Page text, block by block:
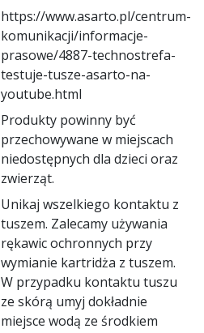
https://www.asarto.pl/centrum-
komunikacji/informacje-
prasowe/4887-technostrefa-
testuje-tusze-asarto-na-
youtube.html
Produkty powinny być
przechowywane w miejscach
niedostępnych dla dzieci oraz
zwierząt.
Unikaj wszelkiego kontaktu z
tuszem. Zalecamy używania
rękawic ochronnych przy
wymianie kartridża z tuszem.
W przypadku kontaktu tuszu
ze skórą umyj dokładnie
miejsce wodą ze środkiem